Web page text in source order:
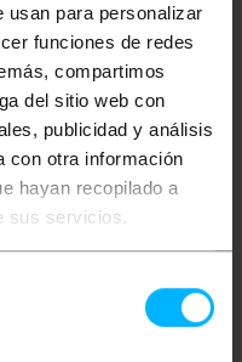
usan para personalizar
funciones de redes
compartimos
del sitio web con
publicidad y análisis
con otra información
hayan recopilado a
sus servicios.
Mode (MM)
transmisji danych,
dużej prędkości
na jednym końcu i
LSZH
że w
emitował
halogenowych, co
w
jest ochrona przed